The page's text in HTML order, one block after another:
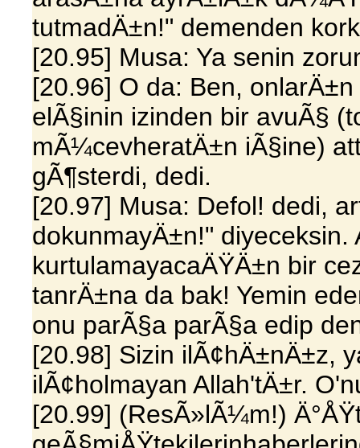
tutmadÄ±n!" demenden
[20.95] Musa: Ya senin
[20.96] O da: Ben,
elÃ§inin izinden bir avuÃ§
mÃ¼cevheratÄ±n iÃ§ine)
gÃ¶sterdi, dedi.
[20.97] Musa: Defol! dedi,
dokunmayÄ±n!" diyeceksin.
kurtulamayacaÄŸÄ±n bir
tanrÄ±na da bak! Yemin
onu parÃ§a parÃ§a edip
[20.98] Sizin ilÃ¢hÄ±nÄ±z,
ilÃ¢holmayan Allah'tÄ±r.
[20.99] (ResÃ»lÃ¼m!)